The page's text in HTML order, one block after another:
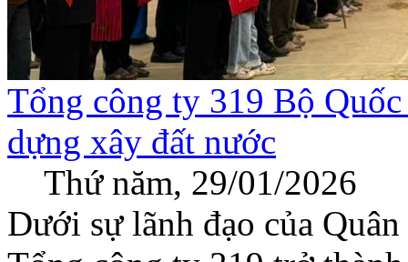
Tổng công ty 319 Bộ
dựng xây đất nước
Thứ năm, 29/01/2026
Dưới sự lãnh đạo của